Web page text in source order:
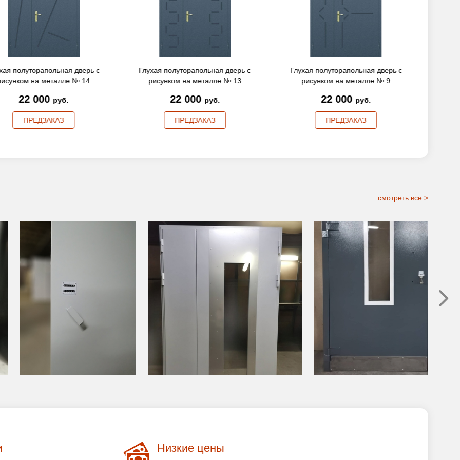
полуторапольная дверь с
на металле № 14
22 000 руб.
ПРЕДЗАКАЗ
Глухая полуторапольная дверь с
рисунком на металле № 13
22 000 руб.
ПРЕДЗАКАЗ
Глухая полуторапольная дверь с
рисунком на металле № 9
22 000 руб.
ПРЕДЗАКАЗ
смотреть все >
Низкие цены